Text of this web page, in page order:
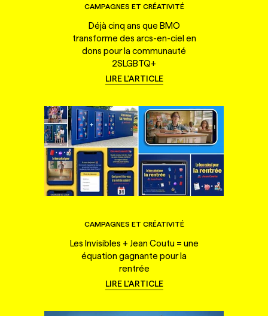
CAMPAGNES ET CRÉATIVITÉ
Déjà cinq ans que BMO
transforme des arcs-en-ciel en
dons pour la communauté
2SLGBTQ+
LIRE L'ARTICLE
CAMPAGNES ET CRÉATIVITÉ
Les Invisibles + Jean Coutu = une
équation gagnante pour la
rentrée
LIRE L'ARTICLE